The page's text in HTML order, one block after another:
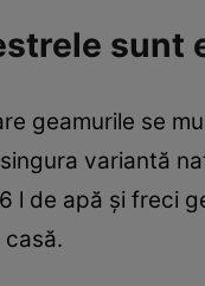
sunt
geamurile se
variantă
l de apă şi freci
casă.